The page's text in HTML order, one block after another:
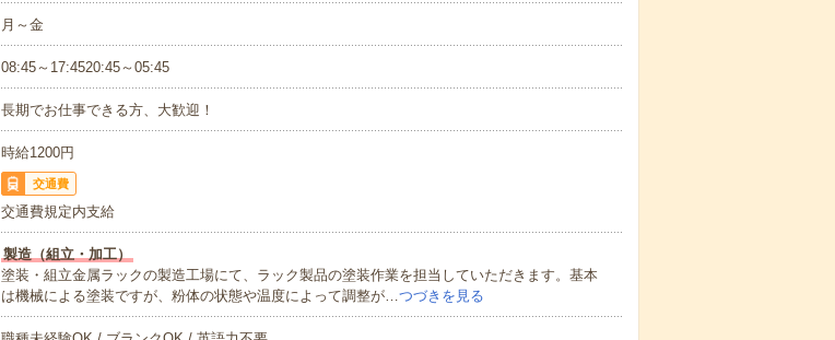
月～金
08:45～17:4520:45～05:45
長期でお仕事できる方、大歓迎！
時給1200円
交通費
交通費規定内支給
製造（組立・加工）
塗装・組立金属ラックの製造工場にて、ラック製品の塗装作業を担当していただきます。基本
は機械による塗装ですが、粉体の状態や温度によって調整が…つづきを見る